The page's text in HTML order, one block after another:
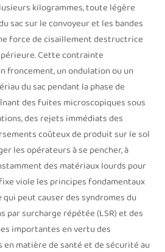
kilogrammes, toute légère
sac sur le convoyeur et les bandes
force de cisaillement destructrice
Cette contrainte
froncement, un ondulation ou un
du sac pendant la phase de
des fuites microscopiques sous
des rejets immédiats des
coûteux de produit sur le sol
les opérateurs à se pencher, à
des matériaux lourds pour
viole les principes fondamentaux
peut causer des syndromes du
par surcharge répétée (LSR) et des
importantes en vertu des
matière de santé et de sécurité au